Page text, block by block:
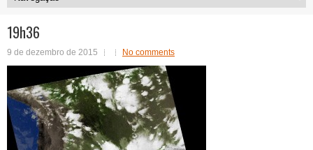
19h36
9 de dezembro de 2015 No comments